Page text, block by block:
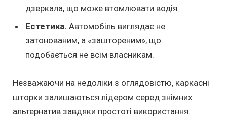
дзеркала, що може втомлювати водія.
Естетика. Автомобіль виглядає не
затонованим, а «заштореним», що
подобається не всім власникам.
Незважаючи на недоліки з оглядовістю, каркасні
шторки залишаються лідером серед знімних
альтернатив завдяки простоті використання.